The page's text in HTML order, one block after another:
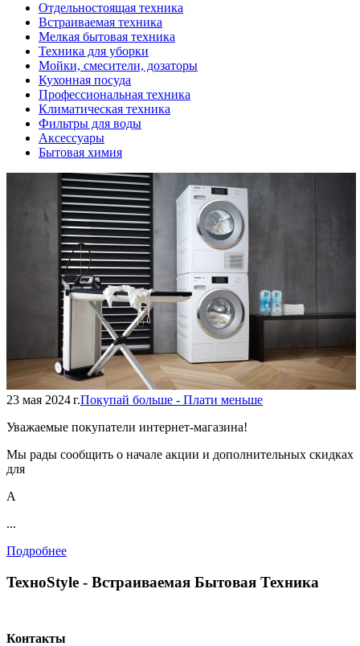
Отдельностоящая техника
Встраиваемая техника
Мелкая бытовая техника
Техника для уборки
Мойки, смесители, дозаторы
Кухонная посуда
Профессиональная техника
Климатическая техника
Фильтры для воды
Аксессуары
Бытовая химия
23 мая 2024 г.Покупай больше - Плати меньше
Уважаемые покупатели интернет-магазина!
Мы рады сообщить о начале акции и дополнительных скидках
для
А
...
Подробнее
TexноStyle - Встраиваемая Бытовая Техника
Контакты